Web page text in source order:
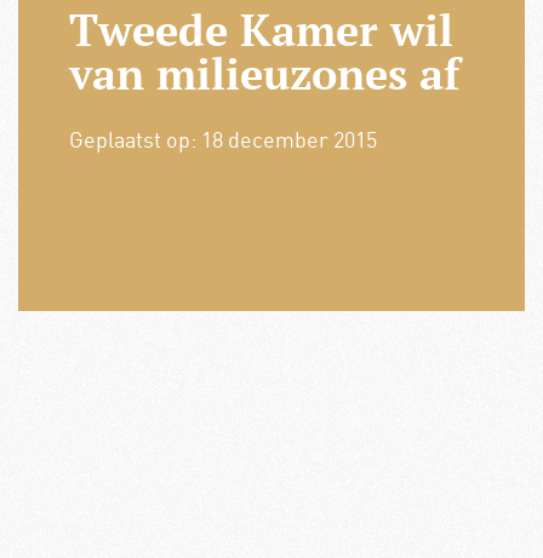
Tweede Kamer wil
van milieuzones af
Geplaatst op: 18 december 2015